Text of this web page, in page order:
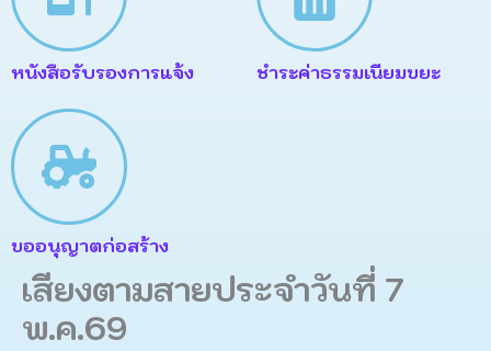
หนังสือรับรองการแจ้ง ชำระค่าธรรมเนียมขยะ
ขออนุญาตก่อสร้าง
เสียงตามสายประจำวันที่ 7
พ.ค.69